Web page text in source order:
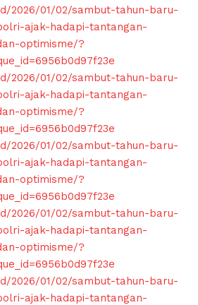
2026/01/02/sambut-tahun-baru-
ajak-hadapi-tantangan-
optimisme/?
2026/01/02/sambut-tahun-baru-
ajak-hadapi-tantangan-
optimisme/?
2026/01/02/sambut-tahun-baru-
ajak-hadapi-tantangan-
optimisme/?
2026/01/02/sambut-tahun-baru-
ajak-hadapi-tantangan-
optimisme/?
2026/01/02/sambut-tahun-baru-
ajak-hadapi-tantangan-